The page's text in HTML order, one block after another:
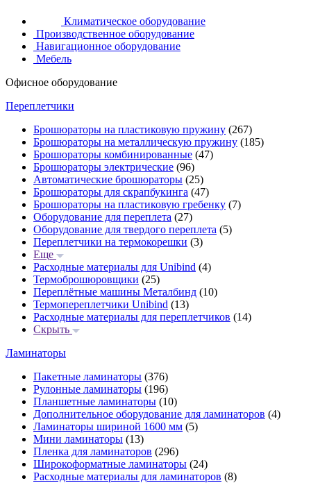
Климатическое оборудование
Производственное оборудование
Навигационное оборудование
Мебель
Офисное оборудование
Переплетчики
Брошюраторы на пластиковую пружину (267)
Брошюраторы на металлическую пружину (185)
Брошюраторы комбинированные (47)
Брошюраторы электрические (96)
Автоматические брошюраторы (25)
Брошюраторы для скрапбукинга (47)
Брошюраторы на пластиковую гребенку (7)
Оборудование для переплета (27)
Оборудование для твердого переплета (5)
Переплетчики на термокорешки (3)
Еще
Расходные материалы для Unibind (4)
Термоброшюровщики (25)
Переплётные машины Металбинд (10)
Термопереплетчики Unibind (13)
Расходные материалы для переплетчиков (14)
Скрыть
Ламинаторы
Пакетные ламинаторы (376)
Рулонные ламинаторы (196)
Планшетные ламинаторы (10)
Дополнительное оборудование для ламинаторов (4)
Ламинаторы шириной 1600 мм (5)
Мини ламинаторы (13)
Пленка для ламинаторов (296)
Широкоформатные ламинаторы (24)
Расходные материалы для ламинаторов (8)